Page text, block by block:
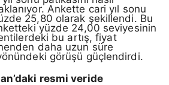
Ankette cari yıl sonu
25,80 olarak şekillendi. Bu
yüzde 24,00 seviyesinin
bu artış, fiyat
daha uzun süre
görüşü güçlendirdi.
resmi veride